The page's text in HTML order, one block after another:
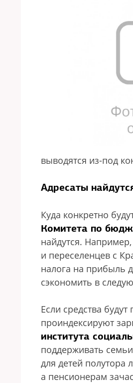
выводятся из-под
Адресаты
Куда конкретно
Комитета по
найдутся.
и переселенцев с
налога на прибыль
сэкономить в
Если средства
проиндексируют
института
поддерживать
для детей полутора
а пенсионерам